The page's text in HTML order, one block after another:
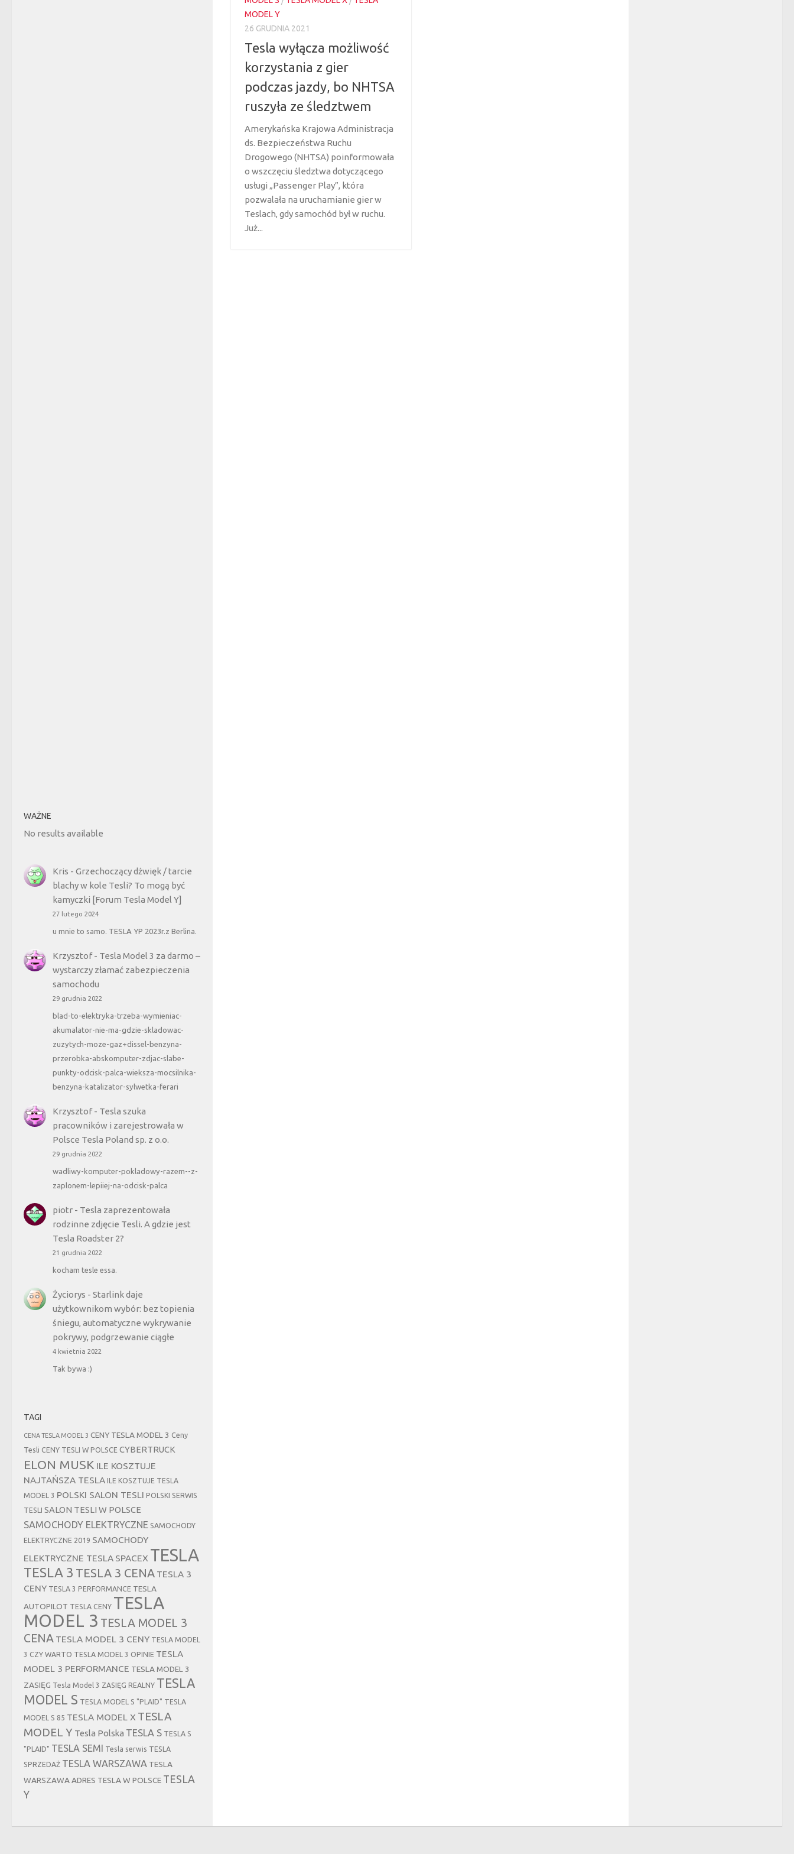
MODEL Y
26 GRUDNIA 2021
Tesla wyłącza możliwość
korzystania z gier
podczas jazdy, bo NHTSA
ruszyła ze śledztwem
Amerykańska Krajowa Administracja
ds. Bezpieczeństwa Ruchu
Drogowego (NHTSA) poinformowała
o wszczęciu śledztwa dotyczącego
usługi „Passenger Play”, która
pozwalała na uruchamianie gier w
Teslach, gdy samochód był w ruchu.
Już...
WAŻNE
No results available
Kris - Grzechoczący dźwięk / tarcie
blachy w kole Tesli? To mogą być
kamyczki [Forum Tesla Model Y]
27 lutego 2024
u mnie to samo. TESLA YP 2023r.z Berlina.
Krzysztof- Tesla Model 3 za darmo –
wystarczy złamać zabezpieczenia
samochodu
29 grudnia 2022
blad-to-elektryka-trzeba-wymieniac-
akumalator-nie-ma-gdzie-skladowac-
zuzytych-moze-gaz+dissel-benzyna-
przerobka-abskomputer-zdjac-slabe-
punkty-odcisk-palca-wieksza-mocsilnika-
benzyna-katalizator-sylwetka-ferari
Krzysztof- Tesla szuka
pracowników i zarejestrowała w
Polsce Tesla Poland sp. z o.o.
29 grudnia 2022
wadliwy-komputer-pokladowy-razem--z-
zaplonem-lepiiej-na-odcisk-palca
piotr- Tesla zaprezentowała
rodzinne zdjęcie Tesli. A gdzie jest
Tesla Roadster 2?
21 grudnia 2022
kocham tesle essa.
Życiorys - Starlink daje
użytkownikom wybór: bez topienia
śniegu, automatyczne wykrywanie
pokrywy, podgrzewanie ciągłe
4 kwietnia 2022
Tak bywa :)
TAGI
CENA TESLA MODEL 3 CENY TESLA MODEL 3 Ceny
Tesli CENY TESLI W POLSCE CYBERTRUCK
ELON MUSK ILE KOSZTUJE
NAJTAŃSZA TESLA
ILE KOSZTUJE TESLA
MODEL 3 POLSKI SALON TESLI POLSKI SERWIS
TESLI
SALON TESLI W POLSCE
SAMOCHODY ELEKTRYCZNE SAMOCHODY
ELEKTRYCZNE 2019 SAMOCHODY
ELEKTRYCZNE TESLA SPACEX TESLA
TESLA 3 TESLA 3 CENA TESLA 3
CENY TESLA 3 PERFORMANCE TESLA
AUTOPILOT TESLA CENY TESLA
MODEL 3 TESLA MODEL 3
CENA TESLA MODEL 3 CENY TESLA MODEL
3 CZY WARTO TESLA MODEL 3 OPINIE TESLA
MODEL 3 PERFORMANCE TESLA MODEL 3
ZASIĘG Tesla Model 3 ZASIĘG REALNY TESLA
MODEL S TESLA MODEL S "PLAID" TESLA
MODEL S 85 TESLA MODEL X TESLA
MODEL Y Tesla Polska TESLA S TESLA S
"PLAID" TESLA SEMI Tesla serwis TESLA
SPRZEDAŻ TESLA WARSZAWA TESLA
WARSZAWA ADRES TESLA W POLSCE TESLA
Y